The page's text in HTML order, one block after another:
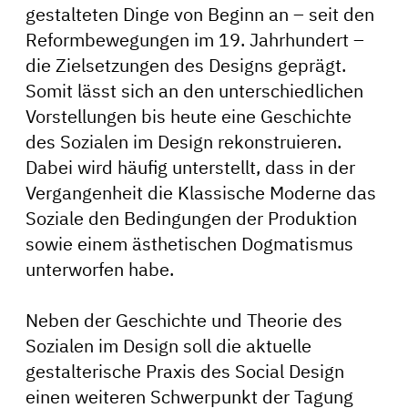
gestalteten Dinge von Beginn an – seit den
Reformbewegungen im 19. Jahrhundert –
die Zielsetzungen des Designs geprägt.
Somit lässt sich an den unterschiedlichen
Vorstellungen bis heute eine Geschichte
des Sozialen im Design rekonstruieren.
Dabei wird häufig unterstellt, dass in der
Vergangenheit die Klassische Moderne das
Soziale den Bedingungen der Produktion
sowie einem ästhetischen Dogmatismus
unterworfen habe.
Neben der Geschichte und Theorie des
Sozialen im Design soll die aktuelle
gestalterische Praxis des Social Design
einen weiteren Schwerpunkt der Tagung